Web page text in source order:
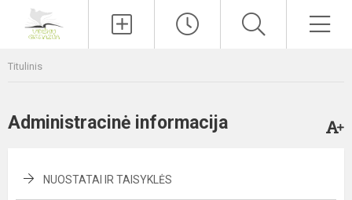
Titulinis
Administracinė informacija
NUOSTATAI IR TAISYKLĖS